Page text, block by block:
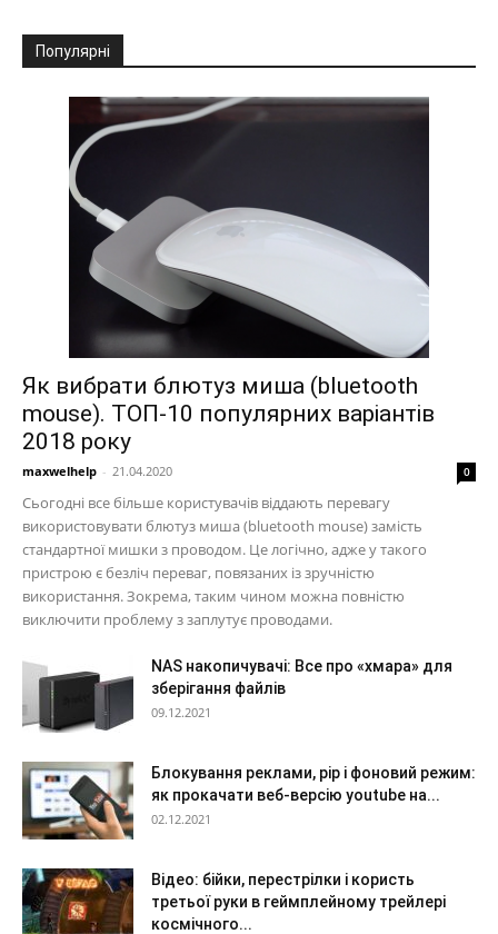
Популярні
Як вибрати блютуз миша (bluetooth
mouse). ТОП-10 популярних варіантів
2018 року
maxwelhelp - 21.04.2020 0
Сьогодні все більше користувачів віддають перевагу
використовувати блютуз миша (bluetooth mouse) замість
стандартної мишки з проводом. Це логічно, адже у такого
пристрою є безліч переваг, повязаних із зручністю
використання. Зокрема, таким чином можна повністю
виключити проблему з заплутує проводами.
NAS накопичувачі: Все про «хмара» для
зберігання файлів
09.12.2021
Блокування реклами, pip і фоновий режим:
як прокачати веб-версію youtube на...
02.12.2021
Відео: бійки, перестрілки і користь
третьої руки в геймплейному трейлері
космічного...